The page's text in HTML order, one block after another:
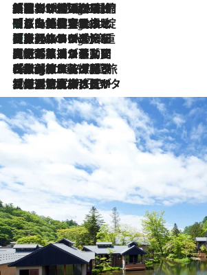
6 Hours Ago
「荷物が増えるほど旅ストレスは増す」美容ジャーナリストがたどり着いた最終結論。“化粧品を劇的に減らす”感動の凝縮美容とは
6 Hours Ago
「旅先には金髪ウィッグを持参」日本と同じメイクでは損してる!? 美容ジャーナリストが提案する“掟破りの旅美容”とは
6 Hours Ago
【厳選旅コスメ】「身軽さ＆UV対策重視！」ヘアアーティストshucoが選んだ夏旅ベストコスメを発表【Mサイズジップ】
2026.8.5
【厳選旅コスメ】国内をあちこち移動する河井菜摘が選んだ夏旅ベストコスメ発表！「リラックスアイテムはマスト」【Mサイズジップ】
2026.8.4
【厳選旅コスメ】「紫外線＆乾燥対策しながらメイク感も！」ヘア＆メイクGeorgeが選んだ夏旅ベストコスメを発表！【Mサイズジップ】
2026.8.3
【厳選旅コスメ】「保湿もタイパ重視！」“サウナ好き”タレント清水みさとが愛用する夏旅ベストコスメを発表！【Mサイズジップ】